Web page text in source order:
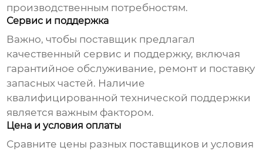
производственным потребностям.
Сервис и поддержка
Важно, чтобы поставщик предлагал
качественный сервис и поддержку, включая
гарантийное обслуживание, ремонт и поставку
запасных частей. Наличие
квалифицированной технической поддержки
является важным фактором.
Цена и условия оплаты
Сравните цены разных поставщиков и условия